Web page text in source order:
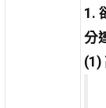
1.
分
(1)